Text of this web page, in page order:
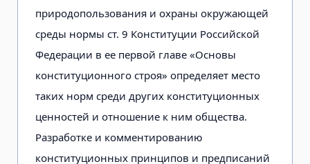
природопользования и охраны окружающей
среды нормы ст. 9 Конституции Российской
Федерации в ее первой главе «Основы
конституционного строя» определяет место
таких норм среди других конституционных
ценностей и отношение к ним общества.
Разработке и комментированию
конституционных принципов и предписаний